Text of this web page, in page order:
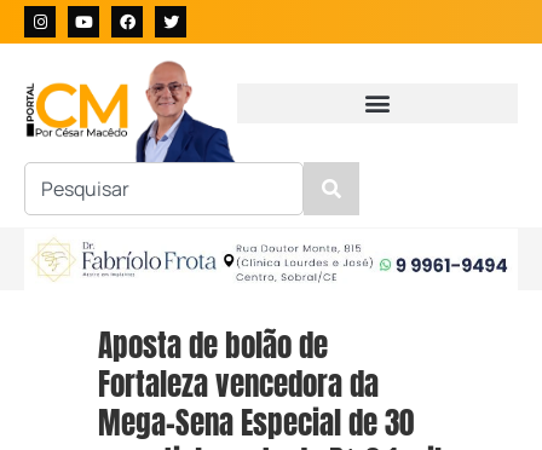
Aposta de bolão de
Fortaleza vencedora da
Mega-Sena Especial de 30